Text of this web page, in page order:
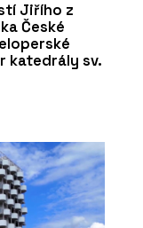
Jiřího z
České
katedrály sv.